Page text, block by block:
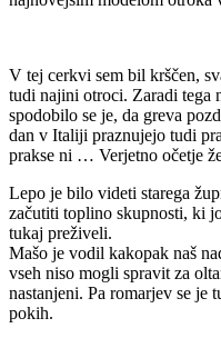
V tej cerkvi sem bil krščen,
tudi najini otroci. Zaradi tega
spodobilo se je, da greva
dan v Italiji praznujejo tudi
prakse ni … Verjetno očetje
Lepo je bilo videti starega
začutiti toplino skupnosti, ki
tukaj preživeli.
Mašo je vodil kakopak naš
vseh niso mogli spravit za
nastanjeni. Pa romarjev se je
pokih.